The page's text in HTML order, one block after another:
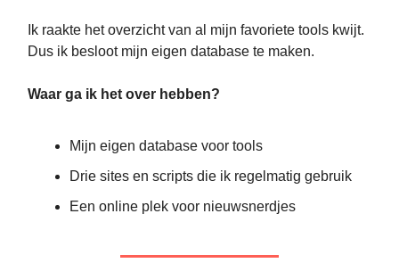
Ik raakte het overzicht van al mijn favoriete tools kwijt.
Dus ik besloot mijn eigen database te maken.
Waar ga ik het over hebben?
Mijn eigen database voor tools
Drie sites en scripts die ik regelmatig gebruik
Een online plek voor nieuwsnerdjes